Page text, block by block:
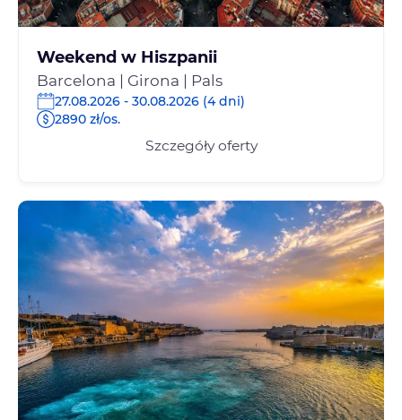
Weekend w Hiszpanii
Barcelona | Girona | Pals
27.08.2026 - 30.08.2026 (4 dni)
2890 zł/os.
Szczegóły oferty